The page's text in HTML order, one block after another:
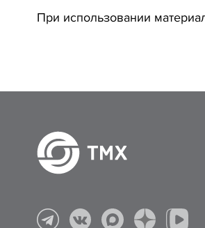
При использовании